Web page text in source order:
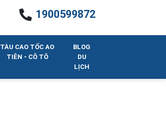
1900599872
TÀU CAO TỐC AO
TIÊN - CÔ TÔ
BLOG
DU
LỊCH